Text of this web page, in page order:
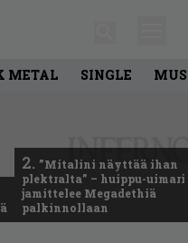
METAL SINGLE
2. ”Mitalini näyttää ihan
plektralta” – huippu-uimari
jamittelee Megadethiä
palkinnollaan